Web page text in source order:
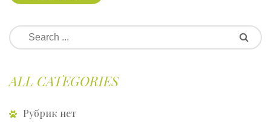
ALL CATEGORIES
Рубрик нет